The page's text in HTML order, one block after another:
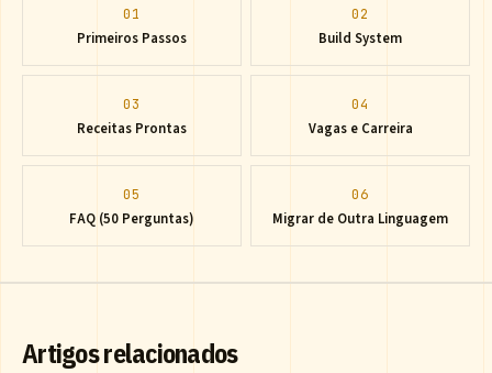
01
Primeiros Passos
02
Build System
03
Receitas Prontas
04
Vagas e Carreira
05
FAQ (50 Perguntas)
06
Migrar de Outra Linguagem
Artigos relacionados